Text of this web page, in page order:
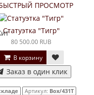
ПРОСМОТР
Статуэтка "Тигр"
80 500.00 RUB
В корзину
Заказ в один клик
Артикул: Box/431T